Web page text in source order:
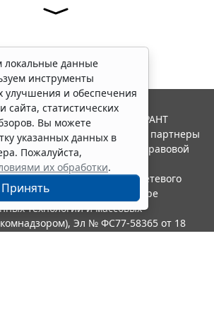
данные
инструменты
улучшения и обеспечения
сайта, статистических
Вы можете
указанных данных в
Пожалуйста,
их обработки.
Принять
СЕРВИС", 2026. Система ГАРАНТ
года. Компания "Гарант" и ее партнеры
Российской ассоциации правовой
в качестве сетевого
службой по надзору в сфере
технологий и массовых
Эл № ФС77-58365 от 18